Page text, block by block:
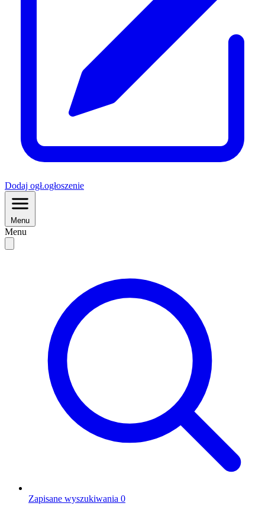
Dodaj ogł.ogłoszenie
Menu
Menu
Zapisane wyszukiwania 0